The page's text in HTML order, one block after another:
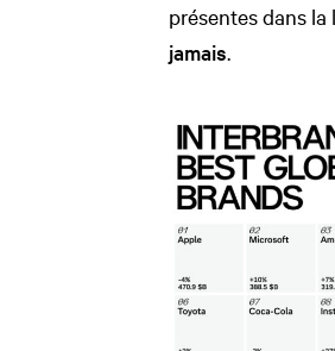
présentes dans la
jamais